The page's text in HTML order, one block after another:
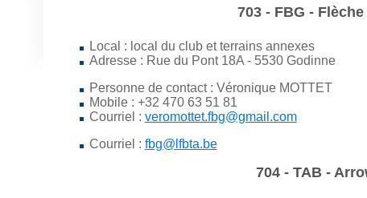
703 - FBG -
Local : local du club et terrains annexes
Adresse : Rue du Pont 18A - 5530 Godinne
Personne de contact : Véronique MOTTET
Mobile : +32 470 63 51 81
Courriel : veromottet.fbg@gmail.com
Courriel : fbg@lfbta.be
704 - TAB -